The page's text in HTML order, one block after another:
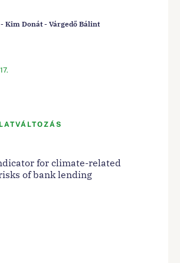
Kim Donát - Várgedő Bálint
for climate-related
of bank lending